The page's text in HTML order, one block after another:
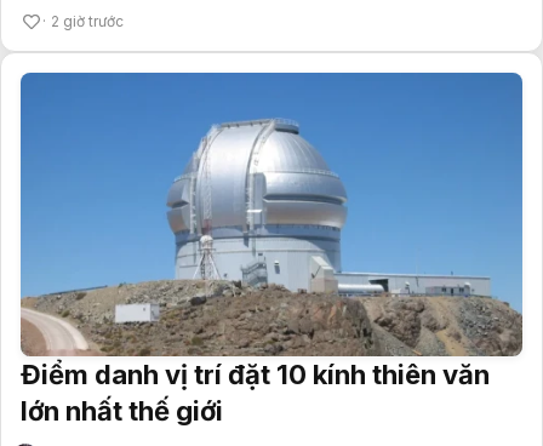
2 giờ trước
Điểm danh vị trí đặt 10 kính thiên văn
lớn nhất thế giới